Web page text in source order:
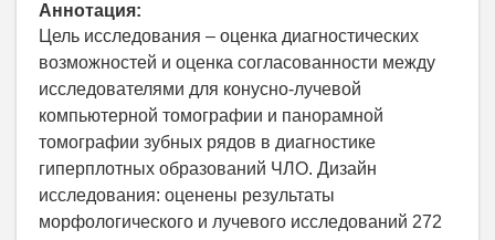
Аннотация:
Цель исследования – оценка диагностических
возможностей и оценка согласованности между
исследователями для конусно-лучевой
компьютерной томографии и панорамной
томографии зубных рядов в диагностике
гиперплотных образований ЧЛО. Дизайн
исследования: оценены результаты
морфологического и лучевого исследований 272